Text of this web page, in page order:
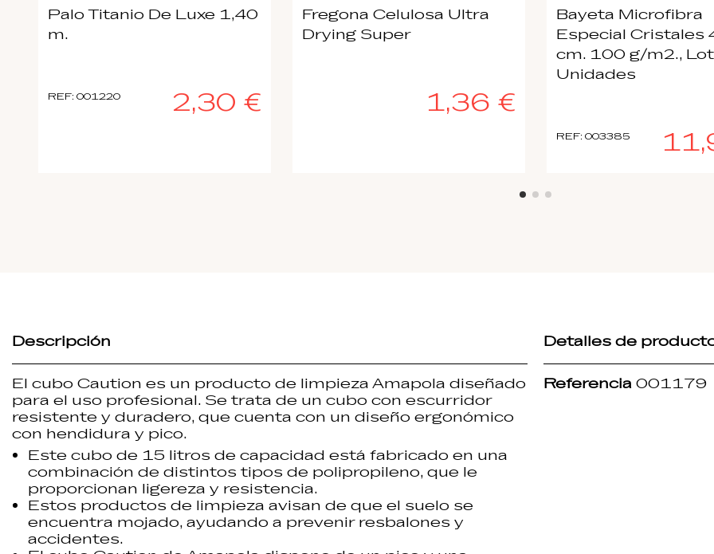
Palo Titanio De Luxe 1,40
m.
REF: 001220 2,30 €
Fregona Celulosa Ultra
Drying Super
1,36 €
Bayeta Microfibra
Especial Cristales
cm. 100 g/m2.,
Unidades
REF: 003385
Descripción
El cubo Caution es un producto de limpiezaAmapola diseñado
para el uso profesional. Se trata de un cubo con escurridor
resistente y duradero, que cuenta con un diseño ergonómico
con hendidura y pico.
Estecubo de 15 litros de capacidad está fabricado en una
combinación de distintos tipos de polipropileno, que le
proporcionan ligereza y resistencia.
Estos productos de limpieza avisan de que el suelo se
encuentra mojado, ayudando a prevenir resbalones y
accidentes.
Detalles de
Referencia001179